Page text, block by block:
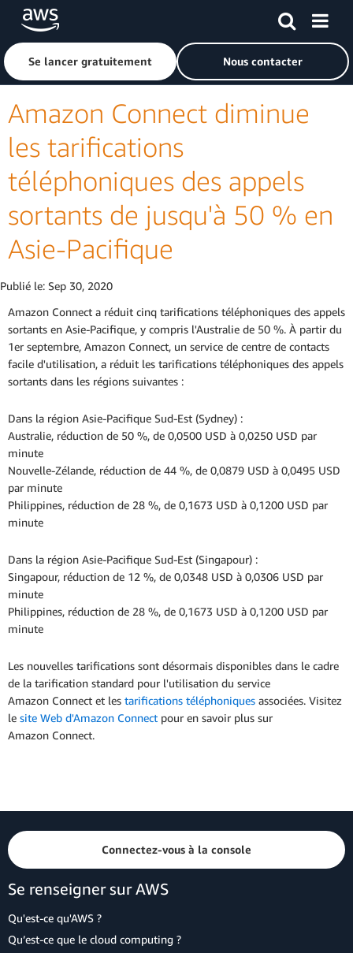
Passer au contenu principal
Cliquer ici pour revenir à la page d'accueil d'Amazon Web
Se lancer gratuitement Nous contacter
Amazon Connect diminue
les tarifications
téléphoniques des appels
sortants de jusqu'à 50 % en
Asie-Pacifique
Publié le: Sep 30, 2020
Amazon Connect a réduit cinq tarifications téléphoniques des appels
sortants en Asie-Pacifique, y compris l'Australie de 50 %. À partir du
1er septembre, Amazon Connect, un service de centre de contacts
facile d'utilisation, a réduit les tarifications téléphoniques des appels
sortants dans les régions suivantes :
Dans la région Asie-Pacifique Sud-Est (Sydney) :
Australie, réduction de 50 %, de 0,0500 USD à 0,0250 USD par
minute
Nouvelle-Zélande, réduction de 44 %, de 0,0879 USD à 0,0495 USD
par minute
Philippines, réduction de 28 %, de 0,1673 USD à 0,1200 USD par
minute
Dans la région Asie-Pacifique Sud-Est (Singapour) :
Singapour, réduction de 12 %, de 0,0348 USD à 0,0306 USD par
minute
Philippines, réduction de 28 %, de 0,1673 USD à 0,1200 USD par
minute
Les nouvelles tarifications sont désormais disponibles dans le cadre
de la tarification standard pour l'utilisation du service
Amazon Connect et les tarifications téléphoniques associées. Visitez
le site Web d'Amazon Connect pour en savoir plus sur
Amazon Connect.
Connectez-vous à la console
Se renseigner sur AWS
Qu'est-ce qu'AWS ?
Qu’est-ce que le cloud computing ?